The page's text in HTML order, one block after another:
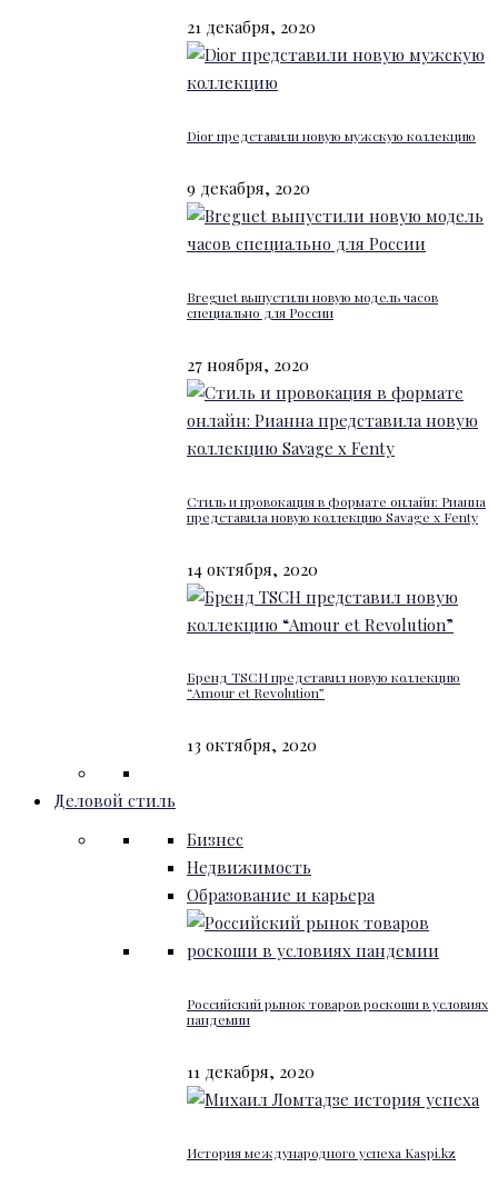
21 декабря, 2020
Dior представили новую мужскую коллекцию
9 декабря, 2020
Breguet выпустили новую модель часов
специально для России
27 ноября, 2020
Стиль и провокация в формате онлайн: Рианна
представила новую коллекцию Savage x Fenty
14 октября, 2020
Бренд TSCH представил новую коллекцию
“Amour et Revolution”
13 октября, 2020
Деловой стиль
Бизнес
Недвижимость
Образование и карьера
Российский рынок товаров роскоши в условиях
пандемии
11 декабря, 2020
История международного успеха Kaspi.kz